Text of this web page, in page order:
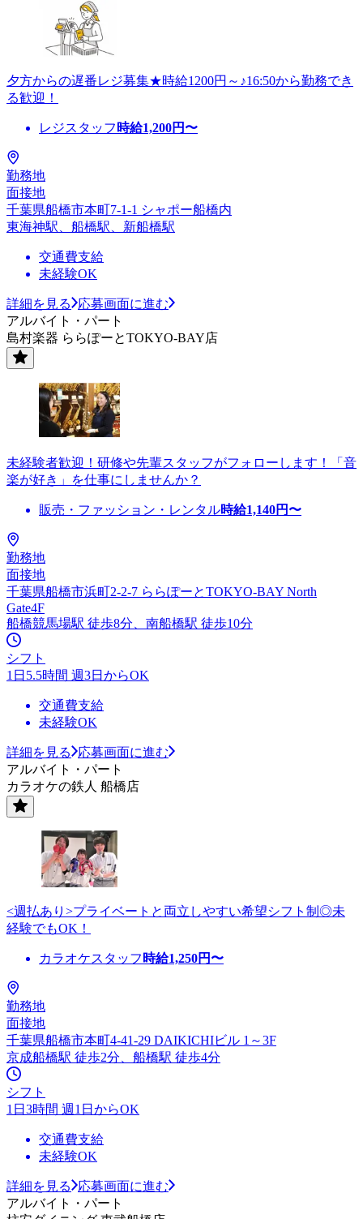
夕方からの遅番レジ募集★時給1200円～♪16:50から勤務でき
る歓迎！
レジスタッフ 時給1,200円〜
勤務地
面接地
千葉県船橋市本町7-1-1 シャポー船橋内
東海神駅、船橋駅、新船橋駅
交通費支給
未経験OK
詳細を見る
応募画面に進む
アルバイト・パート
島村楽器 ららぽーとTOKYO-BAY店
未経験者歓迎！研修や先輩スタッフがフォローします！「音
楽が好き」を仕事にしませんか？
販売・ファッション・レンタル時給1,140円〜
勤務地
面接地
千葉県船橋市浜町2-2-7 ららぽーとTOKYO-BAY North
Gate4F
船橋競馬場駅 徒歩8分、南船橋駅 徒歩10分
シフト
1日5.5時間 週3日からOK
交通費支給
未経験OK
詳細を見る
応募画面に進む
アルバイト・パート
カラオケの鉄人 船橋店
<週払あり>プライベートと両立しやすい希望シフト制◎未
経験でもOK！
カラオケスタッフ 時給1,250円〜
勤務地
面接地
千葉県船橋市本町4-41-29 DAIKICHIビル 1～3F
京成船橋駅 徒歩2分、船橋駅 徒歩4分
シフト
1日3時間 週1日からOK
交通費支給
未経験OK
詳細を見る
応募画面に進む
アルバイト・パート